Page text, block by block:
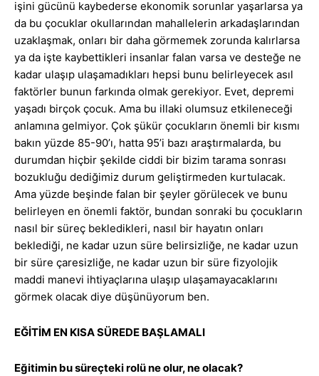
işini gücünü kaybederse ekonomik sorunlar yaşarlarsa ya
da bu çocuklar okullarından mahallelerin arkadaşlarından
uzaklaşmak, onları bir daha görmemek zorunda kalırlarsa
ya da işte kaybettikleri insanlar falan varsa ve desteğe ne
kadar ulaşıp ulaşamadıkları hepsi bunu belirleyecek asıl
faktörler bunun farkında olmak gerekiyor. Evet, depremi
yaşadı birçok çocuk. Ama bu illaki olumsuz etkileneceği
anlamına gelmiyor. Çok şükür çocukların önemli bir kısmı
bakın yüzde 85-90’ı, hatta 95’i bazı araştırmalarda, bu
durumdan hiçbir şekilde ciddi bir bizim tarama sonrası
bozukluğu dediğimiz durum geliştirmeden kurtulacak.
Ama yüzde beşinde falan bir şeyler görülecek ve bunu
belirleyen en önemli faktör, bundan sonraki bu çocukların
nasıl bir süreç bekledikleri, nasıl bir hayatın onları
beklediği, ne kadar uzun süre belirsizliğe, ne kadar uzun
bir süre çaresizliğe, ne kadar uzun bir süre fizyolojik
maddi manevi ihtiyaçlarına ulaşıp ulaşamayacaklarını
görmek olacak diye düşünüyorum ben.
EĞİTİM EN KISA SÜREDE BAŞLAMALI
Eğitimin bu süreçteki rolü ne olur, ne olacak?